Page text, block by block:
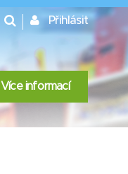
Přihlásit
Více informací